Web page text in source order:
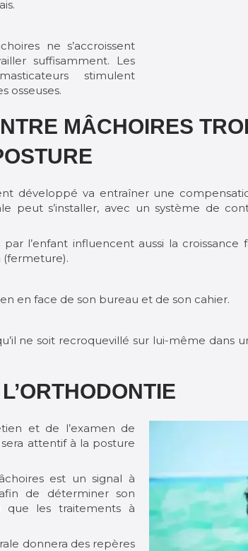
ne s’accroissent
suffisamment. Les
stimulent
osseuses.
MÂCHOIRES
développé va entraîner une
peut s’installer, avec un système de
l’enfant influencent aussi la
(fermeture).
en face de son bureau et de son cahier.
ne soit recroquevillé sur lui-même
et de l’examen de
sera attentif à la posture
est un signal à
de déterminer son
que les traitements à
donnera des repères